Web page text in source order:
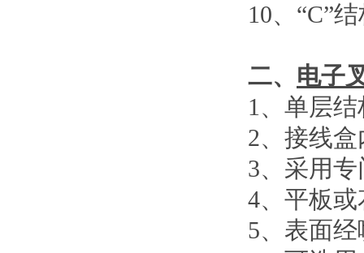
10、 “C”结
二、 电子
1、单层
2、接线
3、采用
4、平板
5、表面